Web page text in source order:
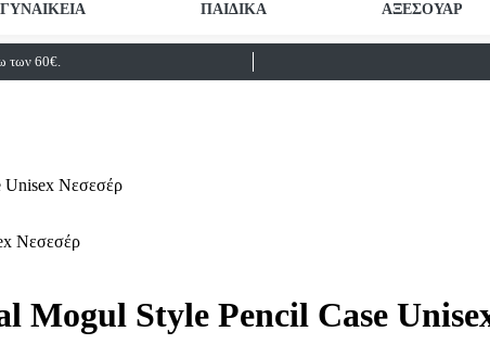
ΓΥΝΑΙΚΕΙΑ ΠΑΙΔΙΚΑ ΑΞΕΣΟΥΑΡ
των 60€.
Νεσεσέρ
Style Pencil Case